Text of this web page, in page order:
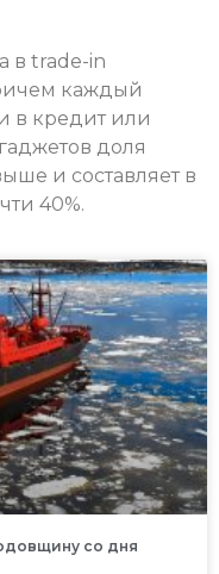
в trade-in
каждый
в кредит или
доля
и составляет в
40%.
со дня